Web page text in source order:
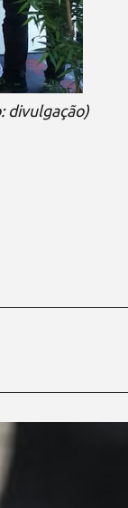
divulgação)